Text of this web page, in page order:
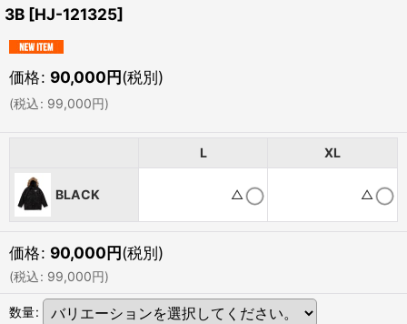
3B [HJ-121325]
価格: 90,000円(税別)
(税込: 99,000円)
L XL
BLACK △ △
価格: 90,000円(税別)
(税込: 99,000円)
数量: